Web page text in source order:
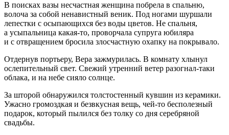
В поисках вазы несчастная женщина побрела в спальню,
волоча за собой ненавистный веник. Под ногами шуршали
лепестки с осыпающихся без воды цветов. Не спальня,
а усыпальница какая-то, проворчала супруга юбиляра
и с отвращением бросила злосчастную охапку на покрывало.
Отдернув портьеру, Вера зажмурилась. В комнату хлынул
ослепительный свет. Свежий утренний ветер разогнал-таки
облака, и на небе сияло солнце.
За шторой обнаружился толстостенный кувшин из керамики.
Ужасно громоздкая и безвкусная вещь, чей-то бесполезный
подарок, который пылился без толку со дня серебряной
свадьбы.